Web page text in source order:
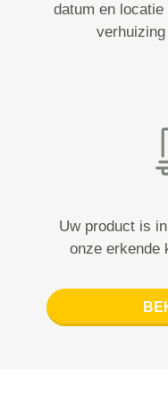
datum en
Uw product is
onze erkende